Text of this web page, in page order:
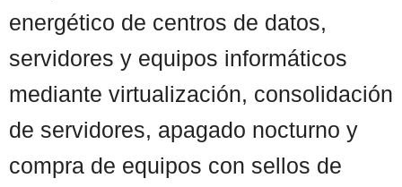
energético de centros de datos,
servidores y equipos informáticos
mediante virtualización, consolidación
de servidores, apagado nocturno y
compra de equipos con sellos de